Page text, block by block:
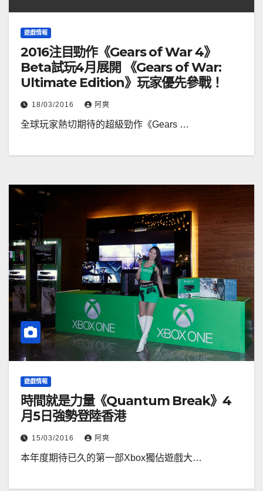
遊戲情報
2016注目勁作《Gears of War 4》
Beta試玩4月展開 《Gears of War:
Ultimate Edition》玩家優先參戰！
18/03/2016 阿爽
全球玩家熱切期待的超級勁作《Gears …
遊戲情報
時間就是力量《Quantum Break》4
月5日強勢登陸香港
15/03/2016 阿爽
本年度期待已久的第一部Xbox獨佔遊戲大…